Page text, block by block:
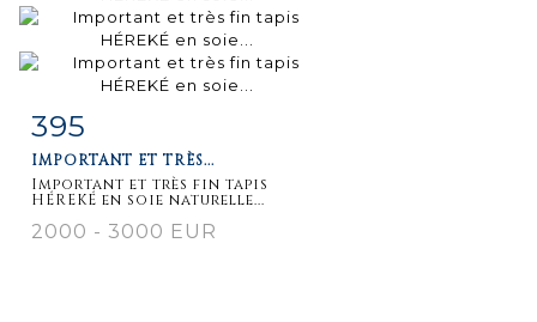
Fiche
395
IMPORTANT ET TRÈS...
Important et très fin tapis
HÉREKÉ en soie naturelle...
2000 - 3000 EUR